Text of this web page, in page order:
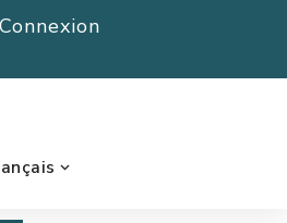
Connexion